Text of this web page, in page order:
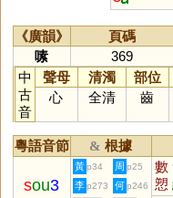
《廣韻》 頁碼
嗉
369
中
古
音
聲母 清濁 部位
心
全清 齒
粵語音節 & 根據
sou3
黃 p34 周 p25 數
愬
李 p273 何 p246